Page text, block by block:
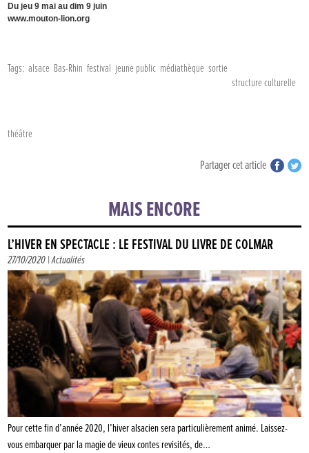
Du jeu 9 mai au dim 9 juin
www.mouton-lion.org
Tags: alsace Bas-Rhin festival jeune public médiathèque sortie
structure culturelle
théâtre
Partager cet article
MAIS ENCORE
L’HIVER EN SPECTACLE : LE FESTIVAL DU LIVRE DE COLMAR
27/10/2020 |Actualités
Pour cette fin d’année 2020, l’hiver alsacien sera particulièrement animé. Laissez-
vous embarquer par la magie de vieux contes revisités, de…